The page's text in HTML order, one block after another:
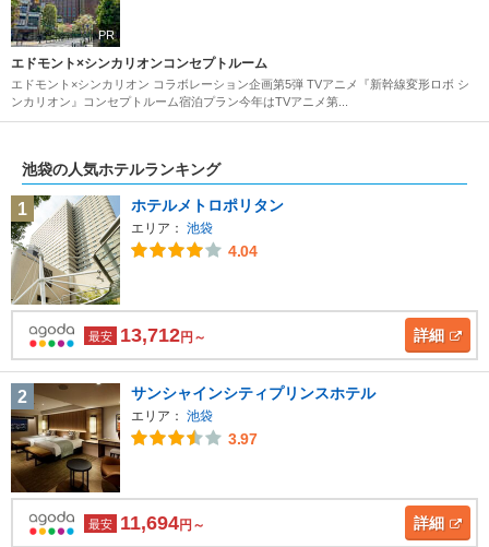
PR
エドモント×シンカリオンコンセプトルーム
エドモント×シンカリオン コラボレーション企画第5弾 TVアニメ『新幹線変形ロボ シ
ンカリオン』コンセプトルーム宿泊プラン今年はTVアニメ第...
池袋の人気ホテルランキング
1 ホテルメトロポリタン
エリア： 池袋
4.04
最安 13,712円～ 詳細
2 サンシャインシティプリンスホテル
エリア： 池袋
3.97
最安 11,694円～ 詳細